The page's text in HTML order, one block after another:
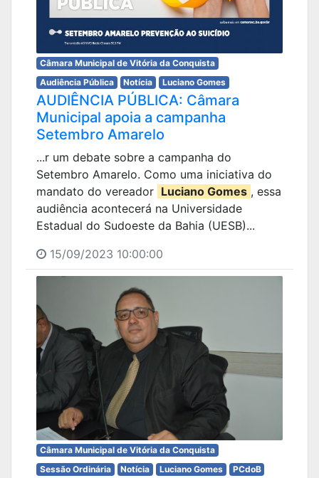
Câmara Municipal de Vitória da Conquista
Audiência Pública
Notícia Luciano Gomes
AUDIÊNCIA PÚBLICA: Câmara
Municipal apoia a campanha
Setembro Amarelo
...r um debate sobre a campanha do
Setembro Amarelo. Como uma iniciativa do
mandato do vereador Luciano Gomes , essa
audiência acontecerá na Universidade
Estadual do Sudoeste da Bahia (UESB)...
15/09/2023 10:00:00
Câmara Municipal de Vitória da Conquista
Sessão Ordinária
Notícia Luciano Gomes PCdoB